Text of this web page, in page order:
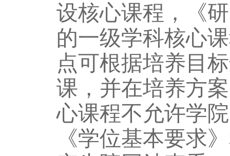
设核心课程，
《
的一级学科核心
点可根据培养目
课， 并在培养方
心课程不允许学
《学位基本要求